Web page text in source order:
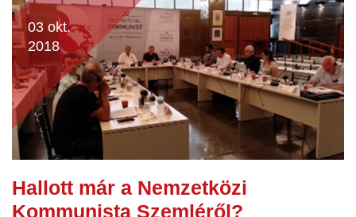
03 okt.
2018
Hallott már a Nemzetközi
Kommunista Szemléről?